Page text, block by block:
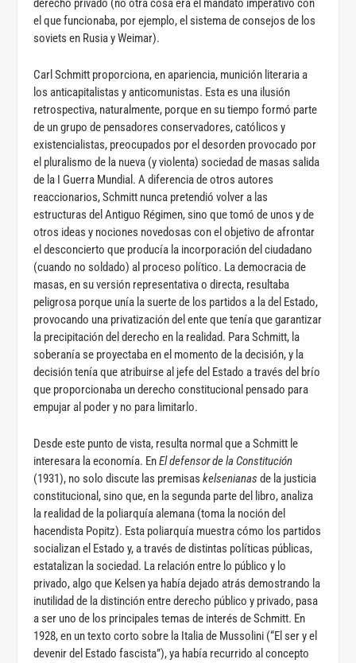
derecho privado (no otra cosa era el mandato imperativo con
el que funcionaba, por ejemplo, el sistema de consejos de los
soviets en Rusia y Weimar).
Carl Schmitt proporciona, en apariencia, munición literaria a
los anticapitalistas y anticomunistas. Esta es una ilusión
retrospectiva, naturalmente, porque en su tiempo formó parte
de un grupo de pensadores conservadores, católicos y
existencialistas, preocupados por el desorden provocado por
el pluralismo de la nueva (y violenta) sociedad de masas salida
de la I Guerra Mundial. A diferencia de otros autores
reaccionarios, Schmitt nunca pretendió volver a las
estructuras del Antiguo Régimen, sino que tomó de unos y de
otros ideas y nociones novedosas con el objetivo de afrontar
el desconcierto que producía la incorporación del ciudadano
(cuando no soldado) al proceso político. La democracia de
masas, en su versión representativa o directa, resultaba
peligrosa porque unía la suerte de los partidos a la del Estado,
provocando una privatización del ente que tenía que garantizar
la precipitación del derecho en la realidad. Para Schmitt, la
soberanía se proyectaba en el momento de la decisión, y la
decisión tenía que atribuirse al jefe del Estado a través del brío
que proporcionaba un derecho constitucional pensado para
empujar al poder y no para limitarlo.
Desde este punto de vista, resulta normal que a Schmitt le
interesara la economía. EnEl defensor de la Constitución
(1931), no solo discute las premisaskelsenianas de la justicia
constitucional, sino que, en la segunda parte del libro, analiza
la realidad de la poliarquía alemana (toma la noción del
hacendista Popitz). Esta poliarquía muestra cómo los partidos
socializan el Estado y, a través de distintas políticas públicas,
estatalizan la sociedad. La relación entre lo público y lo
privado, algo que Kelsen ya había dejado atrás demostrando la
inutilidad de la distinción entre derecho público y privado, pasa
a ser uno de los principales temas de interés de Schmitt. En
1928, en un texto corto sobre la Italia de Mussolini (“El ser y el
devenir del Estado fascista”), ya había recurrido al concepto